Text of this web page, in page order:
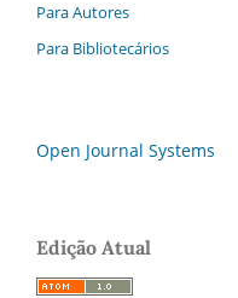
Para Autores
Para Bibliotecários
Open Journal Systems
Edição Atual